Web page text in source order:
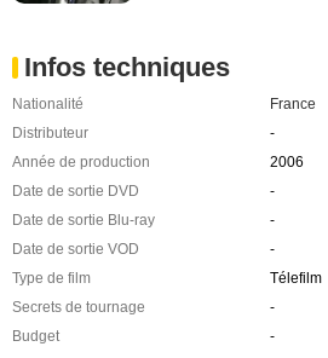
Infos techniques
Nationalité
France
Distributeur
-
Année de production
2006
Date de sortie DVD
-
Date de sortie Blu-ray
-
Date de sortie VOD
-
Type de film
Télefilm
Secrets de tournage
-
Budget
-